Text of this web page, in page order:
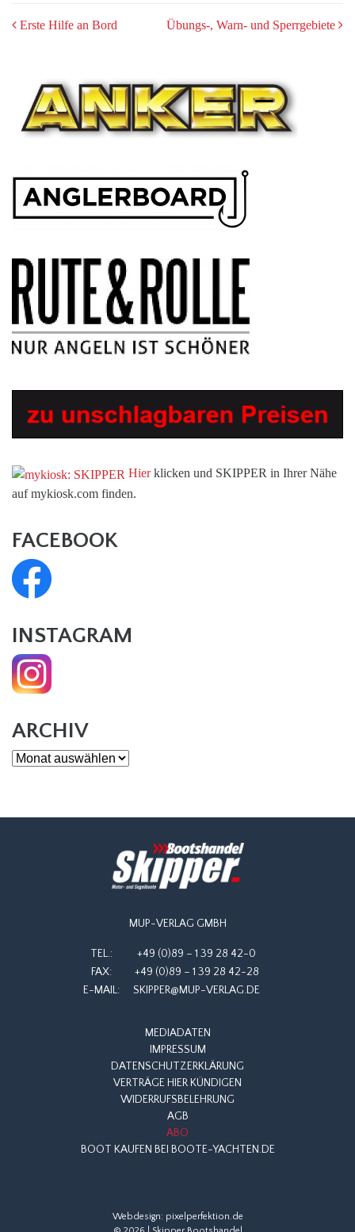
POST
Erste Hilfe an Bord Übungs-, Warn- und Sperrgebiete
Hierklicken und SKIPPER in Ihrer Nähe
auf mykiosk.com finden.
FACEBOOK
INSTAGRAM
ARCHIV
Archiv
MUP-VERLAG GMBH
TEL.:
+49 (0)89 – 1 39 28 42-0
FAX:
+49 (0)89 – 1 39 28 42-28
E-MAIL:
SKIPPER@MUP-VERLAG.DE
MEDIADATEN
IMPRESSUM
DATENSCHUTZERKLÄRUNG
VERTRÄGE HIER KÜNDIGEN
WIDERRUFSBELEHRUNG
AGB
ABO
BOOT KAUFEN BEI BOOTE-YACHTEN.DE
Webdesign: pixelperfektion.de